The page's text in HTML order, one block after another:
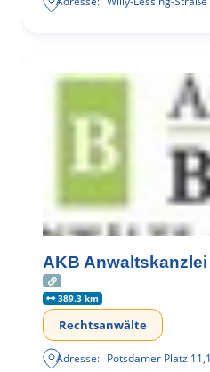
AKB
389.3 km
Rechtsanwälte
Adresse: Potsdamer Platz 11,